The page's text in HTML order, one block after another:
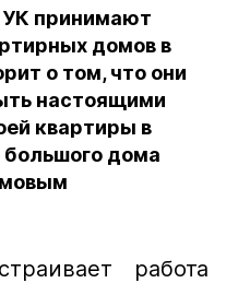
УК принимают
домов в
о том, что они
настоящими
квартиры в
большого дома
работа